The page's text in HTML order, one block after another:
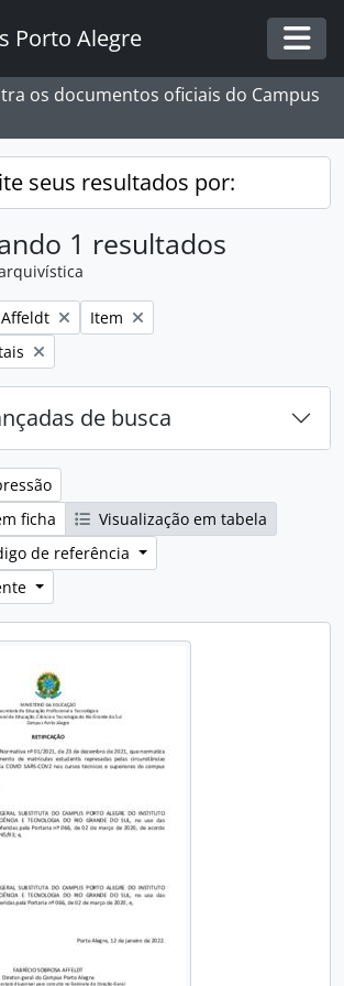
Porto Alegre
os documentos oficiais do Campus
seus resultados por:
1 resultados
Remover filtro:
Item
de busca
ficha
Visualização em tabela
de referência